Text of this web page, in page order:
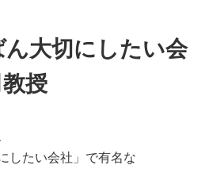
大切にしたい会
授
したい会社」で有名な